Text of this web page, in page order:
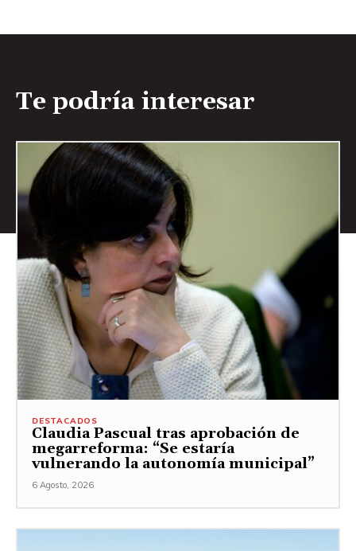
Te podría interesar
DESTACADOS
Claudia Pascual tras aprobación de
megarreforma: “Se estaría
vulnerando la autonomía municipal”
6 Agosto, 2026